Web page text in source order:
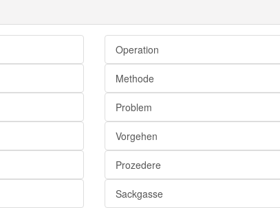
hoffnungslos
Arbeitsvorgang
Operation
Methode
Problem
Vorgehen
Prozedere
Sackgasse